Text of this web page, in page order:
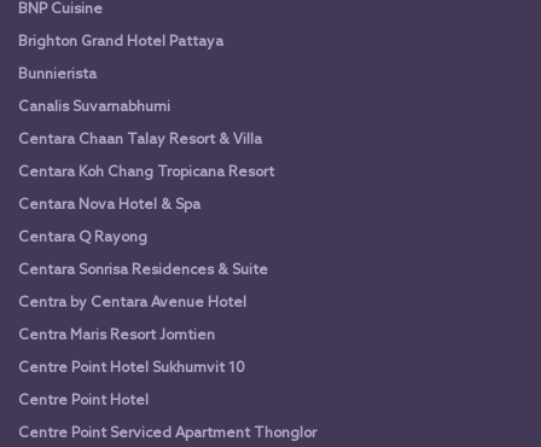
BNP Cuisine
Brighton Grand Hotel Pattaya
Bunnierista
Canalis Suvarnabhumi
Centara Chaan Talay Resort & Villa
Centara Koh Chang Tropicana Resort
Centara Nova Hotel & Spa
Centara Q Rayong
Centara Sonrisa Residences & Suite
Centra by Centara Avenue Hotel
Centra Maris Resort Jomtien
Centre Point Hotel Sukhumvit 10
Centre Point Hotel
Centre Point Serviced Apartment Thonglor